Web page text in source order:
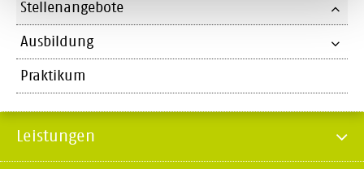
Stellenangebote
Ausbildung
Praktikum
Leistungen